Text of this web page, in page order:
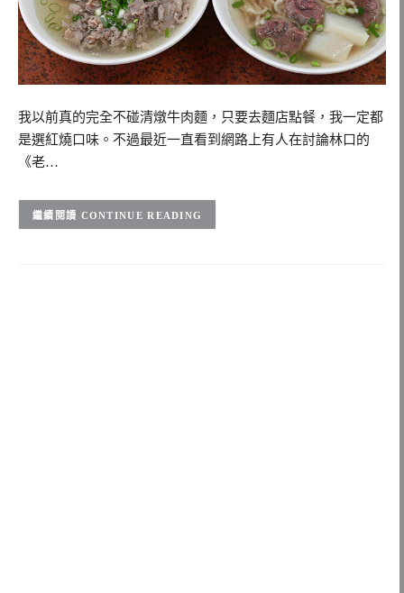
我以前真的完全不碰清燉牛肉麵，只要去麵店點餐，我一定都
是選紅燒口味。不過最近一直看到網路上有人在討論林口的
《老…
CONTINUE READING